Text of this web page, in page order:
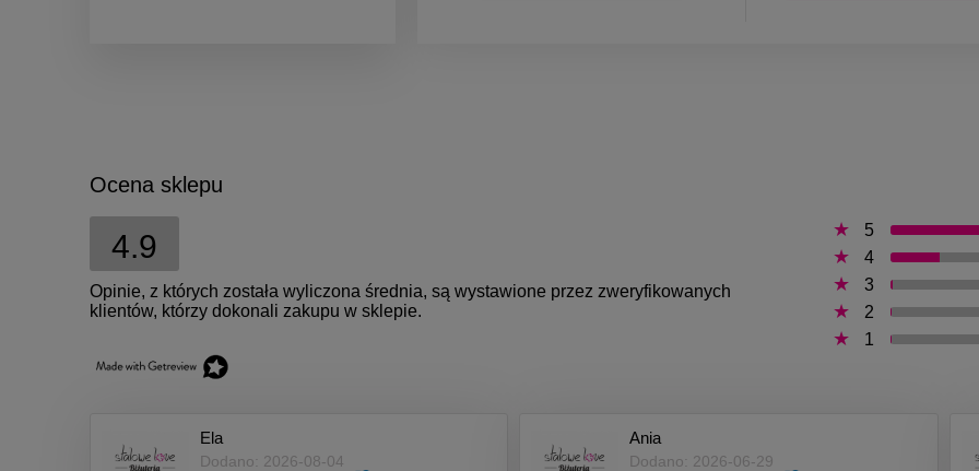
Ocena sklepu
4.9
Opinie, z których została wyliczona średnia, są wystawione przez zweryfikowanych
klientów, którzy dokonali zakupu w sklepie.
5
4
3
2
1
Ela
Dodano: 2026-08-04
Ania
Dodano: 2026-06-29